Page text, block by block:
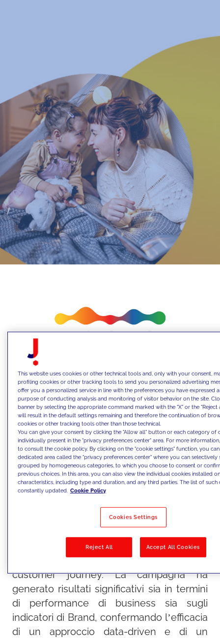
Iren Luce Gas e Serviziaveva l’obiettivo di
rafforzare il proprio posizionamento in
Emilia-Romagna e di incrementare il
numero di nuovi contratti Luce & Gas in un
mercato altamente competitivo. In
collaborazione conJAKALA
, e grazie alle
brand ha attivato una strategia full-funnel
Home, progettata per intercettare i
consumatori lungo tutte le fasi della
customer journey. La campagna ha
generato risultati significativi sia in termini
di performance di business sia sugli
indicatori di Brand, confermando l’efficacia
di un approccio data-driven e di un
This website uses cookies or other technical tools and, only with your consent,
profiling cookies or other tracking tools to send you personalized advertising
offer you a personalized service in line with the preferences you have expressed
purpose of conducting analysis and monitoring of visitor behavior on the site.
banner by selecting the appropriate command marked with the "X" or the
will result in the default settings remaining and therefore the continuation of
cookies or other tracking tools other than those technical.
You can give your consent by clicking the "Allow all" button or each category of
individually present in the "privacy preferences center" area. For more
to consult the cookie policy. By clicking on the "cookie settings" function, you can
dedicated area called the "privacy preferences center" where you can selectively
grouped by homogeneous categories, to which you choose to consent or
previous choices. In this area, you can also view the individual cookies installed
characteristics, including type and duration, and any third parties. The list of such
constantly updated. Cookie Policy
Cookies Settings
Reject All Accept All Cookies